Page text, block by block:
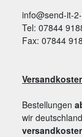
info@send-it-
Tel: 07844
Fax: 07844
Bestellungen
wir